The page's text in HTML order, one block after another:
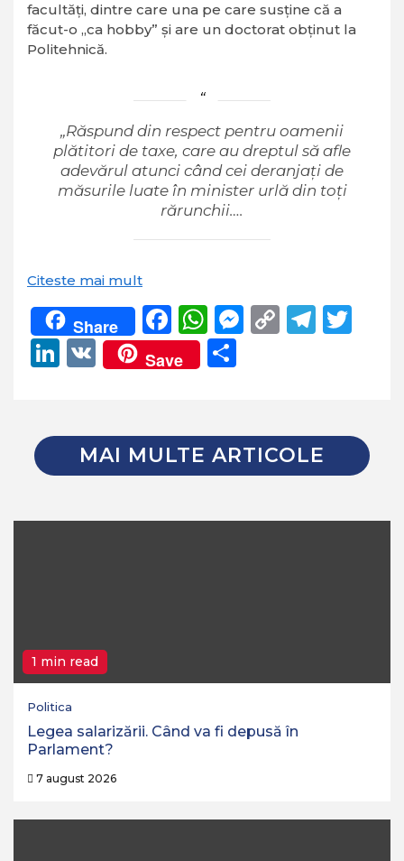
facultăți, dintre care una pe care susține că a
făcut-o „ca hobby” și are un doctorat obținut la
Politehnică.
„Răspund din respect pentru oamenii
plătitori de taxe, care au dreptul să afle
adevărul atunci când cei deranjați de
măsurile luate în minister urlă din toţi
rărunchii….
Citeste mai mult
Share Facebook
WhatsApp
Messenger
Copy
LinkedIn
VK Save
MAI MULTE ARTICOLE
1 min read
Politica
Legea salarizării. Când va fi depusă în
Parlament?
7 august 2026